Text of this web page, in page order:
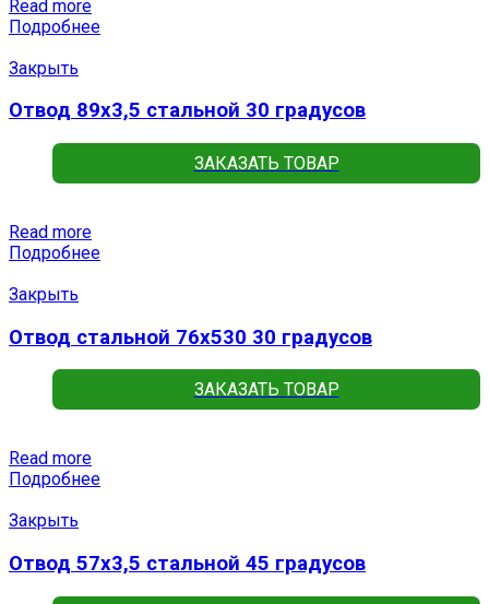
Read more
Подробнее
Закрыть
Отвод 89х3,5 стальной 30 градусов
ЗАКАЗАТЬ ТОВАР
Read more
Подробнее
Закрыть
Отвод стальной 76х530 30 градусов
ЗАКАЗАТЬ ТОВАР
Read more
Подробнее
Закрыть
Отвод 57х3,5 стальной 45 градусов